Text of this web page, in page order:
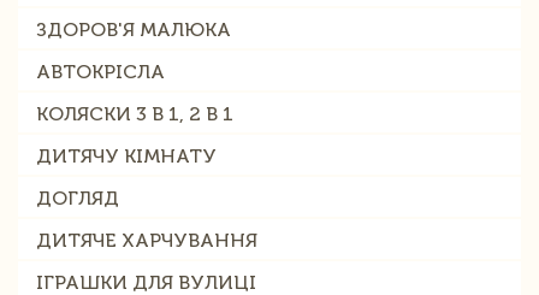
ЗДОРОВ'Я МАЛЮКА
АВТОКРІСЛА
КОЛЯСКИ 3 В 1, 2 В 1
ДИТЯЧУ КІМНАТУ
ДОГЛЯД
ДИТЯЧЕ ХАРЧУВАННЯ
ІГРАШКИ ДЛЯ ВУЛИЦІ